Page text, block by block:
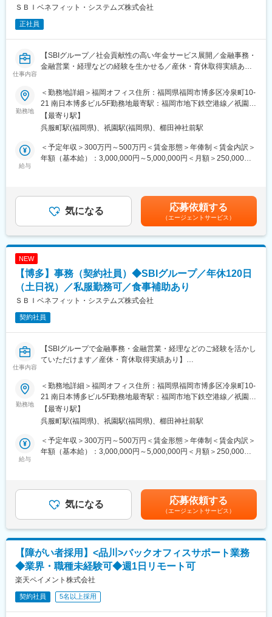
ＳＢＩベネフィット・システムズ株式会社
正社員
仕事内容
【SBIグループ／社会貢献性の高い年金サービス展開／金融事務・
金融営業・経理などの経験を生かせる／産休・育休取得実績あり
■業務内容
確定拠出年金の給付業務（老齢給付、障害給付）です。請求書類
の受付から給付金振込までの一連のオペレーション業務をご担当
いただきます。
■職務詳細
1.書類受付
マニュアルに従い、書類が揃っているのか、正しく記載されてい
取りになれるのか判断をします。
3.源泉徴収事務
・書類不備などがあった場合の加入者さまへのご連絡（1日2～5
件程度）。
7.関係機関とのデータ授受
OJTを中心に実務を覚えていただきます。
いただきます。
易しい作業から難度の高い作業まで習得状況に合わせて段階的に
に慣れていただき、1年程度で全ての業務に対応できるよう、計画
的に成長をサポートします。
経験を積めば管理職やリーダーなどのポジションも目指せます。
■魅力
のだけでなく、税制上の知識、確定拠出年金以外の退職金制度な
ど幅広く、給付請求の受付から支給まで全てに携わっているた
●顧客対応により「相手の理解度に話を合わせる」「伝えたい内容
を明確にする」力を身に付けることができます。
て学びやすい職場環境となっています。
■働きやすさ
完全週休二日制・年休120日以上、残業は少なめ。資格取得支援
や食事補助など福利厚生も充実し、長期的なキャリア形成が可能
です。
変更の範囲：会社の定める業務
勤務地
＜勤務地詳細＞福岡オフィス住所：福岡県福岡市博多区冷泉町10-
21 南日本博多ビル5F勤務地最寄駅：福岡市地下鉄空港線／祇園駅
受動喫煙対策：屋内全面禁煙変更の範囲：会社の定める事業所
（リモートワーク含む）
【最寄り駅】
呉服町駅(福岡県)、祇園駅(福岡県)、櫛田神社前駅
給与
＜予定年収＞300万円～500万円＜賃金形態＞年俸制＜賃金内訳＞
年額（基本給）：3,000,000円～5,000,000円＜月額＞250,000円
月※業績・評価に応じて支給）・給与改定：年1回賃金はあくまで
も目安の金額であり、選考を通じて上下する可能性があります。
月給(月額)は固定手当を含めた表記です。
気になる 応募依頼する
（エージェントサービス）
NEW
【博多】事務（契約社員）◆SBIグループ／年休120日
（土日祝）／私服勤務可／食事補助あり
ＳＢＩベネフィット・システムズ株式会社
契約社員
仕事内容
【SBIグループで金融事務・金融営業・経理などのご経験を活かし
ていただけます／産休・育休取得実績あり】
確定拠出年金の給付業務（老齢給付、障害給付）です。請求書類
の受付から給付金振込までの一連のオペレーション業務をご担当
いただきます。
■職務詳細
1.書類受付
・マニュアルに従って、書類がしっかり揃っているのか、正しく
受け取りになれるのか判断をします。
3.源泉徴収事務
・加入者さまからの問い合わせに対応します（多い日は1日10件
程度）。
・書類の不備などがあった場合の加入者さまへのご連絡（1日2～
5件程度）。
7.関係機関とのデータ授受
■入社後の流れ
勤務地
＜勤務地詳細＞福岡オフィス住所：福岡県福岡市博多区冷泉町10-
21 南日本博多ビル5F勤務地最寄駅：福岡市地下鉄空港線／祇園駅
受動喫煙対策：屋内全面禁煙変更の範囲：会社の定める事業所
【最寄り駅】
呉服町駅(福岡県)、祇園駅(福岡県)、櫛田神社前駅
給与
＜予定年収＞300万円～500万円＜賃金形態＞年俸制＜賃金内訳＞
年額（基本給）：3,000,000円～5,000,000円＜月額＞250,000円
月※業績・評価に応じて支給）・給与改定：年1回賃金はあくまで
も目安の金額であり、選考を通じて上下する可能性があります。
月給(月額)は固定手当を含めた表記です。
気になる 応募依頼する
（エージェントサービス）
【障がい者採用】<品川>バックオフィスサポート業務
◆業界・職種未経験可◆週1日リモート可
楽天ペイメント株式会社
契約社員 5名以上採用